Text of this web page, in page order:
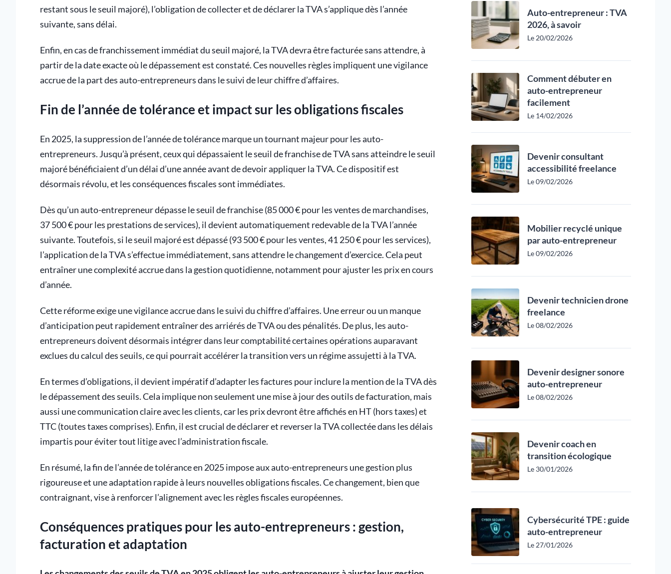
restant sous le seuil majoré), l’obligation de collecter et de déclarer la TVA s’applique dès l’année
suivante, sans délai.
Enfin, en cas de franchissement immédiat du seuil majoré, la TVA devra être facturée sans attendre, à
partir de la date exacte où le dépassement est constaté. Ces nouvelles règles impliquent une vigilance
accrue de la part des auto-entrepreneurs dans le suivi de leur chiffre d’affaires.
Fin de l’année de tolérance et impact sur les obligations fiscales
En 2025, la suppression de l’année de tolérance marque un tournant majeur pour les auto-
entrepreneurs. Jusqu’à présent, ceux qui dépassaient le seuil de franchise de TVA sans atteindre le seuil
majoré bénéficiaient d’un délai d’une année avant de devoir appliquer la TVA. Ce dispositif est
désormais révolu, et les conséquences fiscales sont immédiates.
Dès qu’un auto-entrepreneur dépasse le seuil de franchise (85 000 € pour les ventes de marchandises,
37 500 € pour les prestations de services), il devient automatiquement redevable de la TVA l’année
suivante. Toutefois, si le seuil majoré est dépassé (93 500 € pour les ventes, 41 250 € pour les services),
l’application de la TVA s’effectue immédiatement, sans attendre le changement d’exercice. Cela peut
entraîner une complexité accrue dans la gestion quotidienne, notamment pour ajuster les prix en cours
d’année.
Cette réforme exige une vigilance accrue dans le suivi du chiffre d’affaires. Une erreur ou un manque
d’anticipation peut rapidement entraîner des arriérés de TVA ou des pénalités. De plus, les auto-
entrepreneurs doivent désormais intégrer dans leur comptabilité certaines opérations auparavant
exclues du calcul des seuils, ce qui pourrait accélérer la transition vers un régime assujetti à la TVA.
En termes d’obligations, il devient impératif d’adapter les factures pour inclure la mention de la TVA dès
le dépassement des seuils. Cela implique non seulement une mise à jour des outils de facturation, mais
aussi une communication claire avec les clients, car les prix devront être affichés en HT (hors taxes) et
TTC (toutes taxes comprises). Enfin, il est crucial de déclarer et reverser la TVA collectée dans les délais
impartis pour éviter tout litige avec l’administration fiscale.
En résumé, la fin de l’année de tolérance en 2025 impose aux auto-entrepreneurs une gestion plus
rigoureuse et une adaptation rapide à leurs nouvelles obligations fiscales. Ce changement, bien que
contraignant, vise à renforcer l’alignement avec les règles fiscales européennes.
Conséquences pratiques pour les auto-entrepreneurs : gestion,
facturation et adaptation
Auto-entrepreneur : TVA
2026, à savoir
Le 20/02/2026
Comment débuter en
auto-entrepreneur
facilement
Le 14/02/2026
Devenir consultant
accessibilité freelance
Le 09/02/2026
Mobilier recyclé unique
par auto-entrepreneur
Le 09/02/2026
Devenir technicien drone
freelance
Le 08/02/2026
Devenir designer sonore
auto-entrepreneur
Le 08/02/2026
Devenir coach en
transition écologique
Le 30/01/2026
Cybersécurité TPE : guide
auto-entrepreneur
Le 27/01/2026